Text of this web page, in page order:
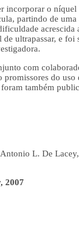
incorporar o níquel
partindo de uma
acrescida
ultrapassar, e foi
com
do uso
também
L. De Lacey,
2007